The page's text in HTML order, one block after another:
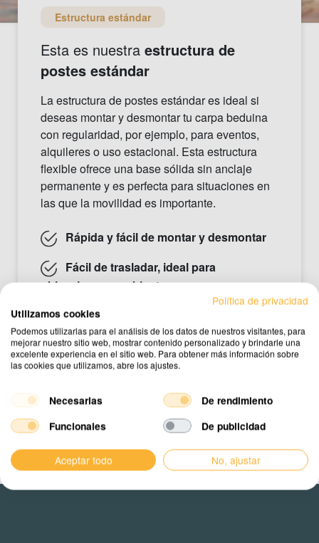
Estructura estándar
Esta es nuestra estructura de
postes estándar
La estructura de postes estándar es ideal si
deseas montar y desmontar tu carpa beduina
con regularidad, por ejemplo, para eventos,
alquileres o uso estacional. Esta estructura
flexible ofrece una base sólida sin anclaje
permanente y es perfecta para situaciones en
las que la movilidad es importante.
Rápida y fácil de montar y desmontar
Fácil de trasladar, ideal para
ubicaciones cambiantes
Estabilidad fiable sin anclaje
permanente
Política de privacidad
Utilizamos cookies
Podemos utilizarlas para el análisis de los datos de nuestros visitantes, para
mejorar nuestro sitio web, mostrar contenido personalizado y brindarle una
excelente experiencia en el sitio web. Para obtener más información sobre
las cookies que utilizamos, abre los ajustes.
Necesarias
De rendimiento
Funcionales
De publicidad
Aceptar todo No, ajustar